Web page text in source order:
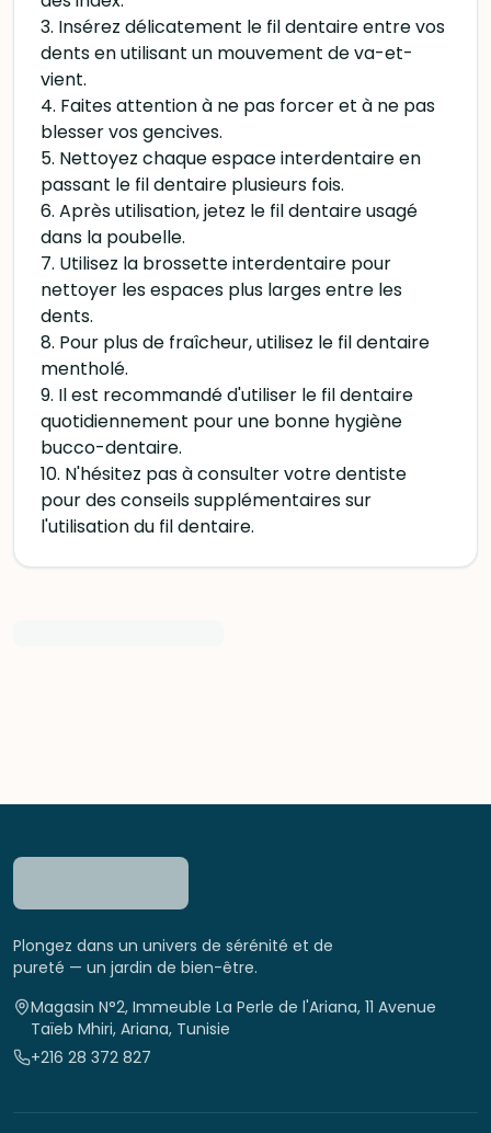
3. Insérez délicatement le fil dentaire entre vos
dents en utilisant un mouvement de va-et-
vient.
4. Faites attention à ne pas forcer et à ne pas
blesser vos gencives.
5. Nettoyez chaque espace interdentaire en
passant le fil dentaire plusieurs fois.
6. Après utilisation, jetez le fil dentaire usagé
dans la poubelle.
7. Utilisez la brossette interdentaire pour
nettoyer les espaces plus larges entre les
dents.
8. Pour plus de fraîcheur, utilisez le fil dentaire
mentholé.
9. Il est recommandé d'utiliser le fil dentaire
quotidiennement pour une bonne hygiène
bucco-dentaire.
10. N'hésitez pas à consulter votre dentiste
pour des conseils supplémentaires sur
l'utilisation du fil dentaire.
Plongez dans un univers de sérénité et de
pureté — un jardin de bien-être.
Magasin N°2, Immeuble La Perle de l'Ariana, 11 Avenue
Taïeb Mhiri, Ariana, Tunisie
+216 28 372 827